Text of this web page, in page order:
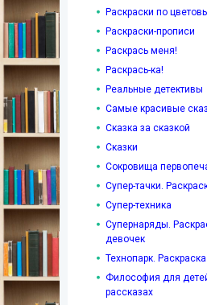
Раскраски по
Раскраски-прописи
Раскрась меня!
Раскрась-ка!
Реальные детективы
Самые красивые
Сказка за сказкой
Сказки
Сокровища
Супер-тачки.
Супер-техника
Супернаряды.
девочек
Технопарк. Раскраска
Философия для
рассказах